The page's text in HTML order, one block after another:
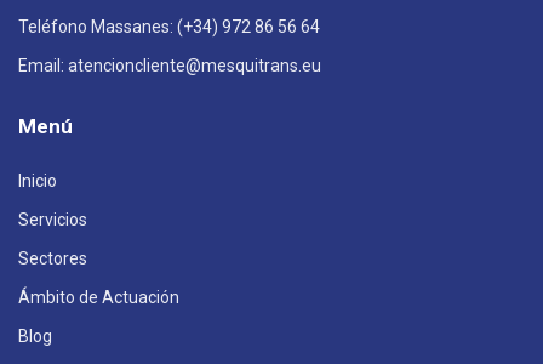
Teléfono Massanes: (+34) 972 86 56 64
Email: atencioncliente@mesquitrans.eu
Menú
Inicio
Servicios
Sectores
Ámbito de Actuación
Blog